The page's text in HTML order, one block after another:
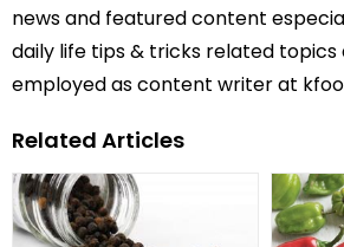
news and featured content
daily life tips & tricks related
employed as content writer at
Related Articles